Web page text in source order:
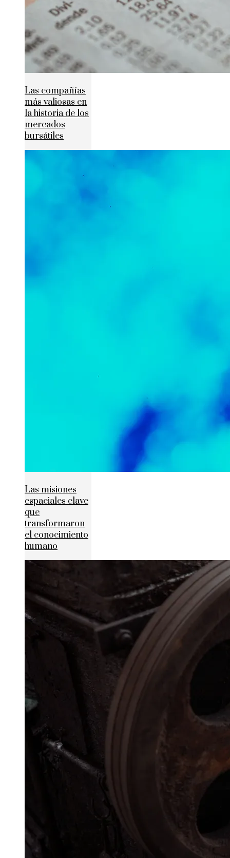
Las compañías
más valiosas en
la historia de los
mercados
bursátiles
Las misiones
espaciales clave
que
transformaron
el conocimiento
humano